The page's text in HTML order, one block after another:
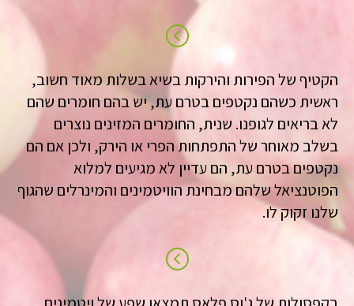
הקטיף של הפירות והירקות בשיא בשלות מאוד חשוב,
ראשית כשהם נקטפים בטרם עת, יש בהם חומרים שהם
לא בריאים לגופנו. שנית, החומרים המזינים נוצרים
בשלב מאוחר של התפתחות הפרי או הירק, ולכן אם הם
נקטפים בטרם עת, הם עדיין לא מגיעים למלוא
הפוטנציאל שלהם מבחינת הוויטמינים והמינרלים שהגוף
שלנו זקוק לו.